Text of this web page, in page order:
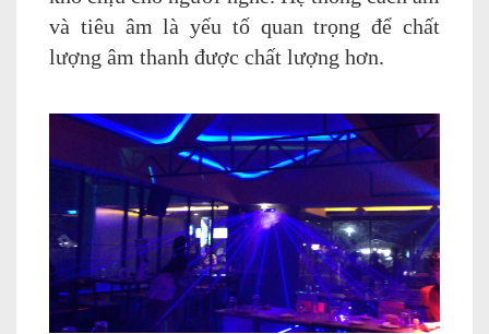
và tiêu âm là yếu tố quan trọng để chất
lượng âm thanh được chất lượng hơn.